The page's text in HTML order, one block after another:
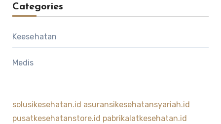
Categories
Keesehatan
Medis
solusikesehatan.id asuransikesehatansyariah.id
pusatkesehatanstore.id pabrikalatkesehatan.id